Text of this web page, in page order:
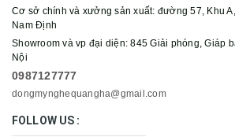
Cơ sở chính và xưởng sản xuất: đường 57, Khu
Nam Định
Showroom và vp đại diện: 845 Giải phóng, Giáp
Nội
0987127777
dongmynghequangha@gmail.com
FOLLOW US :